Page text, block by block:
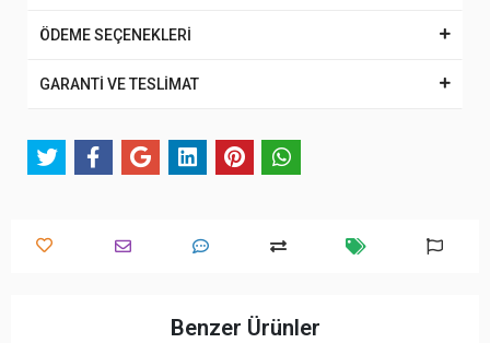
ÖDEME SEÇENEKLERİ
GARANTİ VE TESLİMAT
Benzer Ürünler